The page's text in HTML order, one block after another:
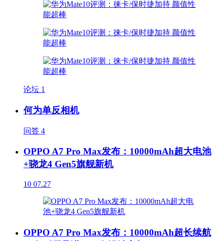
论坛 1
何为单反相机
问答 4
OPPO A7 Pro Max发布：10000mAh超大电池
+骁龙4 Gen5旗舰新机
10 07.27
OPPO A7 Pro Max发布：10000mAh超长续航